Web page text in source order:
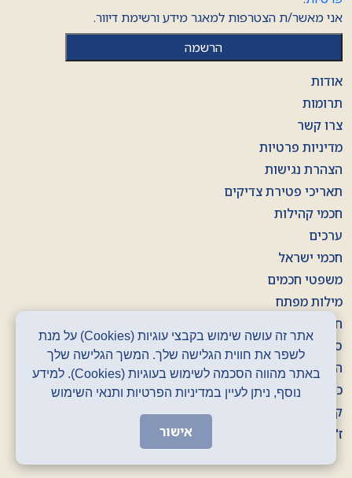
אני מאשר/ת הצטרפות למאגר מידע ורשימת דיוור.
אודות
תרומות
צרו קשר
מדיניות פרטיות
הצהרת נגישות
תאריכי פטירת צדיקים
חכמי קהילות
ערכים
חכמי ישראל
משפטי חכמים
מילות מפתח
חוברות
סרטונים
הסכתים
כרזות
קלפים
ז' באדר
אתר זה עושה שימוש בקבצי עוגיות (Cookies) על מנת
לשפר את חווית הגלישה שלך. המשך הגלישה שלך
באתר מהווה הסכמה לשימוש בעוגיות (Cookies). למידע
נוסף, ניתן לעיין במדיניות הפרטיות ותנאי השימוש
אישור